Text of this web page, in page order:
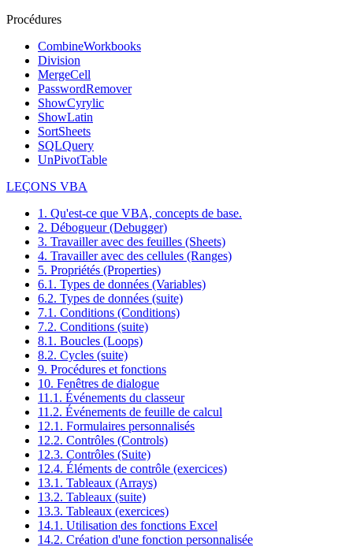
Procédures
CombineWorkbooks
Division
MergeCell
PasswordRemover
ShowCyrylic
ShowLatin
SortSheets
SQLQuery
UnPivotTable
LEÇONS VBA
1. Qu'est-ce que VBA, concepts de base.
2. Débogueur (Debugger)
3. Travailler avec des feuilles (Sheets)
4. Travailler avec des cellules (Ranges)
5. Propriétés (Properties)
6.1. Types de données (Variables)
6.2. Types de données (suite)
7.1. Conditions (Conditions)
7.2. Conditions (suite)
8.1. Boucles (Loops)
8.2. Cycles (suite)
9. Procédures et fonctions
10. Fenêtres de dialogue
11.1. Événements du classeur
11.2. Événements de feuille de calcul
12.1. Formulaires personnalisés
12.2. Contrôles (Controls)
12.3. Contrôles (Suite)
12.4. Éléments de contrôle (exercices)
13.1. Tableaux (Arrays)
13.2. Tableaux (suite)
13.3. Tableaux (exercices)
14.1. Utilisation des fonctions Excel
14.2. Création d'une fonction personnalisée